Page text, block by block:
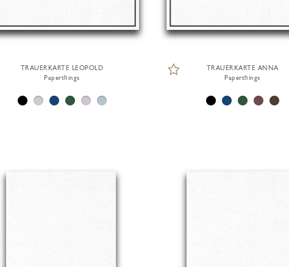
TRAUERKARTE LEOPOLD
Paperthings
TRAUERKARTE ANNA
Paperthings